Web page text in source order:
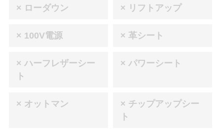
× ローダウン × リフトアップ
× 100V電源 × 革シート
× ハーフレザーシー
ト
× パワーシート
× オットマン
× チップアップシー
ト